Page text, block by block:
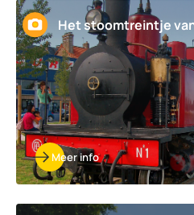
Het stoomtreintje
Meer info